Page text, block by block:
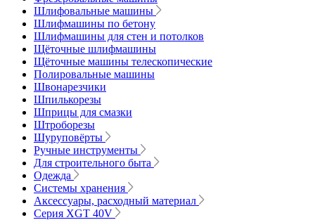
Шлифовальные машины
Шлифмашины по бетону
Шлифмашины для стен и потолков
Щёточные шлифмашины
Щёточные машины телескопические
Полировальные машины
Швонарезчики
Шпилькорезы
Шприцы для смазки
Штроборезы
Шуруповёрты
Ручные инструменты
Для строительного быта
Одежда
Системы хранения
Аксессуары, расходный материал
Серия XGT 40V